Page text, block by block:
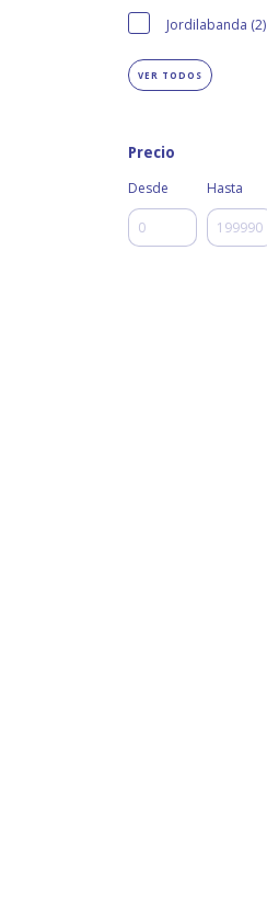
Jordilabanda (2)
VER TODOS
Precio
Desde Hasta